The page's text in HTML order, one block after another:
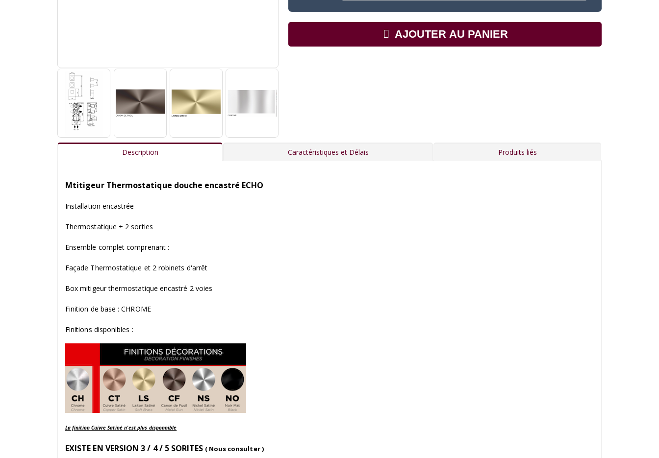
AJOUTER AU PANIER
Description Caractéristiques et Délais Produits liés
Mtitigeur Thermostatique douche encastré ECHO
Installation encastrée
Thermostatique + 2 sorties
Ensemble complet comprenant :
Façade Thermostatique et 2 robinets d'arrêt
Box mitigeur thermostatique encastré 2 voies
Finition de base : CHROME
Finitions disponibles :
La finition Cuivre Satiné n'est plus disponnible
EXISTE EN VERSION 3 / 4 / 5 SORITES ( Nous consulter )